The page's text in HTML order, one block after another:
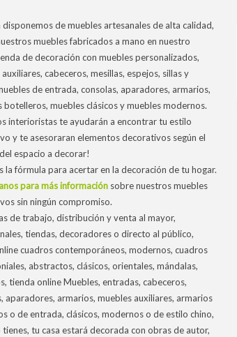
disponemos de muebles artesanales de alta calidad,
muebles fabricados a mano en nuestro
de decoración con muebles personalizados,
cabeceros, mesillas, espejos, sillas y
de entrada, consolas, aparadores, armarios,
botelleros, muebles clásicos y muebles modernos.
interioristas te ayudarán a encontrar tu estilo
y te asesoraran elementos decorativos según el
espacio a decorar!
la fórmula para acertar en la decoración de tu hogar.
para más información sobre nuestros muebles
sin ningún compromiso.
de trabajo, distribución y venta al mayor,
tiendas, decoradores o directo al público,
cuadros contemporáneos, modernos, cuadros
abstractos, clásicos, orientales, mándalas,
tienda online Muebles, entradas, cabeceros,
aparadores, armarios, muebles auxiliares, armarios
o de entrada, clásicos, modernos o de estilo chino,
tu casa estará decorada con obras de autor,